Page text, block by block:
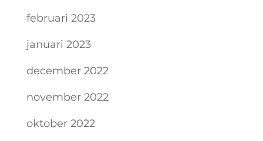
februari 2023
januari 2023
december 2022
november 2022
oktober 2022